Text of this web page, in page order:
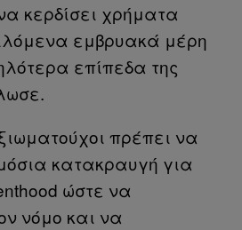
κερδίσει χρήματα
εμβρυακά μέρη
επίπεδα της
πρέπει να
κατακραυγή για
ώστε να
νόμο και να